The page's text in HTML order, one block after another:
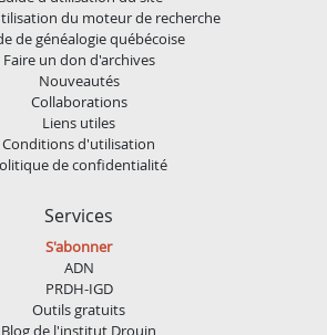
du moteur de recherche
de généalogie québécoise
Faire un don d'archives
Nouveautés
Collaborations
Liens utiles
Conditions d'utilisation
de confidentialité
Services
S'abonner
ADN
PRDH-IGD
Outils gratuits
Blog de l'institut Drouin